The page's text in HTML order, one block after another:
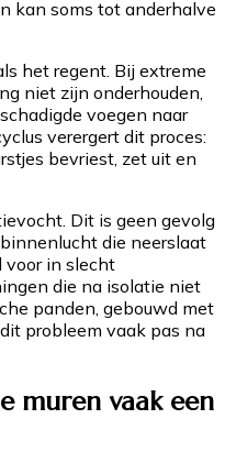
kan soms tot anderhalve
het regent. Bij extreme
niet zijn onderhouden,
voegen naar
verergert dit proces:
bevriest, zet uit en
Dit is geen gevolg
die neerslaat
voor in slecht
die na isolatie niet
panden, gebouwd met
probleem vaak pas na
muren vaak een